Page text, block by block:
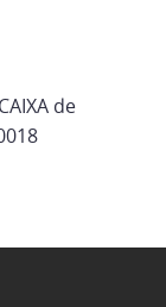
de